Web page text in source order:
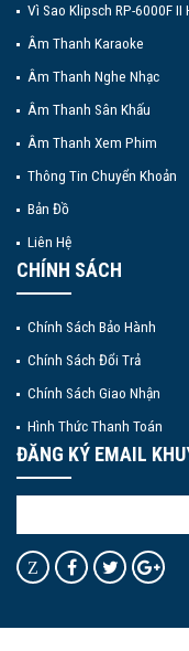
Vì Sao Klipsch RP-6000F
Âm Thanh Karaoke
Âm Thanh Nghe Nhạc
Âm Thanh Sân Khấu
Âm Thanh Xem Phim
Thông Tin Chuyển Khoản
Bản Đồ
Liên Hệ
CHÍNH SÁCH
Chính Sách Bảo Hành
Chính Sách Đổi Trả
Chính Sách Giao Nhận
Hình Thức Thanh Toán
ĐĂNG KÝ EMAIL
Z